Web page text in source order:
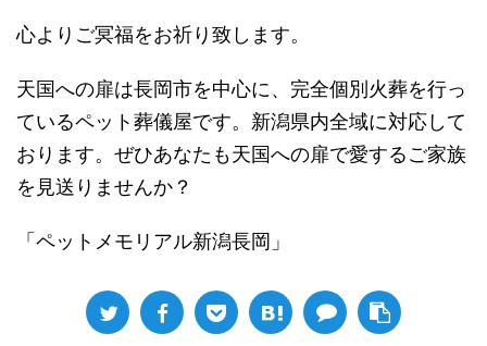
心よりご冥福をお祈り致します。
天国への扉は長岡市を中心に、完全個別火葬を行っ
ているペット葬儀屋です。新潟県内全域に対応して
おります。ぜひあなたも天国への扉で愛するご家族
を見送りませんか？
「ペットメモリアル新潟長岡」